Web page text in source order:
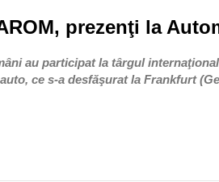
prezenţi la
au participat la târgul
ce s-a desfăşurat la Frankfurt